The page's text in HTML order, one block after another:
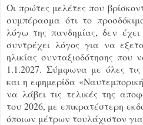
Οι πρώτες μελέτες που
συμπέρασμα ότι το
λόγω της πανδημίας, δεν
συντρέχει λόγος για να
ηλικίας συνταξιοδότησης
1.1.2027. Σύμφωνα με όλες
και η εφημερίδα
να λάβει τις τελικές της
του 2026, με επικρατέστερη
όποιων μέτρων τουλάχιστον για